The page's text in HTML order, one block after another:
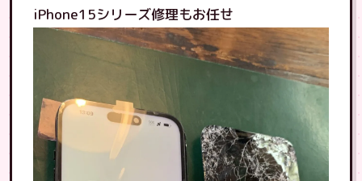
iPhone15シリーズ修理もお任せ